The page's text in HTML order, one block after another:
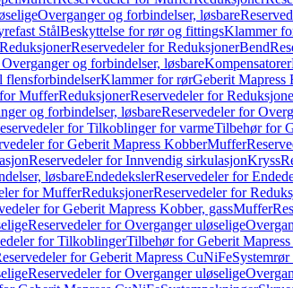
Overganger og forbindelser, løsbare
StålBeskyttelse for rør og fittingsKlammer
ReduksjonerReservedeler for ReduksjonerBend
og forbindelser, løsbareKompensatorer
flensforbindelserKlammer for rørGeberit Mapress
MufferReduksjonerReservedeler for
og forbindelser, løsbareReservedeler for
for Tilkoblinger for varmeTilbehør for
for Geberit Mapress KobberMuffer
Reservedeler for Innvendig sirkulasjonKryss
løsbareEndedekslerReservedeler for
for MufferReduksjonerReservedeler for
for Geberit Mapress Kobber, gassMuffer
Reservedeler for Overganger uløselige
for TilkoblingerTilbehør for Geberit
for Geberit Mapress CuNiFe
Reservedeler for Overganger uløselige